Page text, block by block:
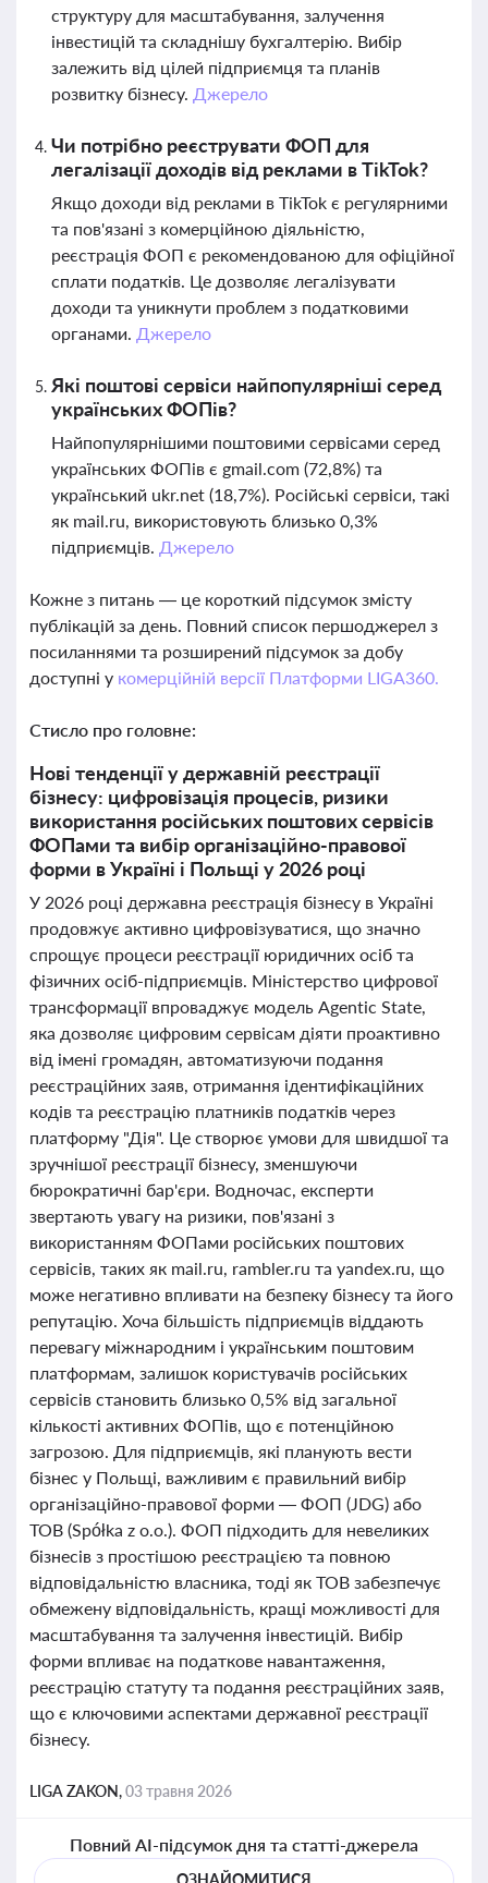
структуру для масштабування, залучення
інвестицій та складнішу бухгалтерію. Вибір
залежить від цілей підприємця та планів
розвитку бізнесу. Джерело
Чи потрібно реєструвати ФОП для
легалізації доходів від реклами в TikTok?
Якщо доходи від реклами в TikTok є регулярними
та пов'язані з комерційною діяльністю,
реєстрація ФОП є рекомендованою для офіційної
сплати податків. Це дозволяє легалізувати
доходи та уникнути проблем з податковими
органами. Джерело
Які поштові сервіси найпопулярніші серед
українських ФОПів?
Найпопулярнішими поштовими сервісами серед
українських ФОПів є gmail.com (72,8%) та
український ukr.net (18,7%). Російські сервіси, такі
як mail.ru, використовують близько 0,3%
підприємців. Джерело
Кожне з питань — це короткий підсумок змісту
публікацій за день. Повний список першоджерел з
посиланнями та розширений підсумок за добу
доступні у комерційній версії Платформи LIGA360.
Стисло про головне:
Нові тенденції у державній реєстрації
бізнесу: цифровізація процесів, ризики
використання російських поштових сервісів
ФОПами та вибір організаційно-правової
форми в Україні і Польщі у 2026 році
У 2026 році державна реєстрація бізнесу в Україні
продовжує активно цифровізуватися, що значно
спрощує процеси реєстрації юридичних осіб та
фізичних осіб-підприємців. Міністерство цифрової
трансформації впроваджує модель Agentic State,
яка дозволяє цифровим сервісам діяти проактивно
від імені громадян, автоматизуючи подання
реєстраційних заяв, отримання ідентифікаційних
кодів та реєстрацію платників податків через
платформу "Дія". Це створює умови для швидшої та
зручнішої реєстрації бізнесу, зменшуючи
бюрократичні бар'єри. Водночас, експерти
звертають увагу на ризики, пов'язані з
використанням ФОПами російських поштових
сервісів, таких як mail.ru, rambler.ru та yandex.ru, що
може негативно впливати на безпеку бізнесу та його
репутацію. Хоча більшість підприємців віддають
перевагу міжнародним і українським поштовим
платформам, залишок користувачів російських
сервісів становить близько 0,5% від загальної
кількості активних ФОПів, що є потенційною
загрозою. Для підприємців, які планують вести
бізнес у Польщі, важливим є правильний вибір
організаційно-правової форми — ФОП (JDG) або
ТОВ (Spółka z o.o.). ФОП підходить для невеликих
бізнесів з простішою реєстрацією та повною
відповідальністю власника, тоді як ТОВ забезпечує
обмежену відповідальність, кращі можливості для
масштабування та залучення інвестицій. Вибір
форми впливає на податкове навантаження,
реєстрацію статуту та подання реєстраційних заяв,
що є ключовими аспектами державної реєстрації
бізнесу.
LIGA ZAKON,03 травня 2026
Повний AI-підсумок дня та статті-джерела
ОЗНАЙОМИТИСЯ